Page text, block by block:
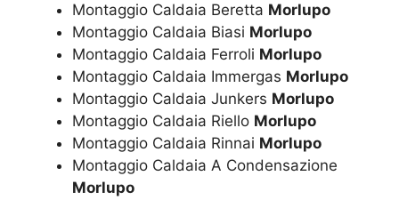
Montaggio Caldaia Beretta Morlupo
Montaggio Caldaia Biasi Morlupo
Montaggio Caldaia Ferroli Morlupo
Montaggio Caldaia Immergas Morlupo
Montaggio Caldaia Junkers Morlupo
Montaggio Caldaia Riello Morlupo
Montaggio Caldaia Rinnai Morlupo
Montaggio Caldaia A Condensazione
Morlupo